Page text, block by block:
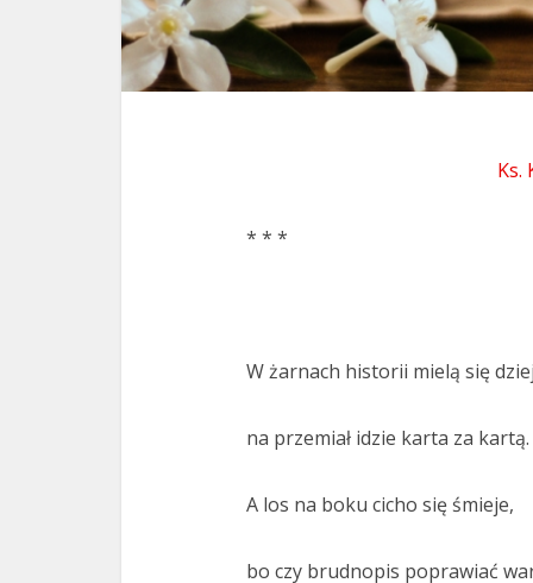
Ks.
* * *
W żarnach historii mielą się
na przemiał idzie karta za kartą.
A los na boku cicho się śmieje,
bo czy brudnopis poprawiać